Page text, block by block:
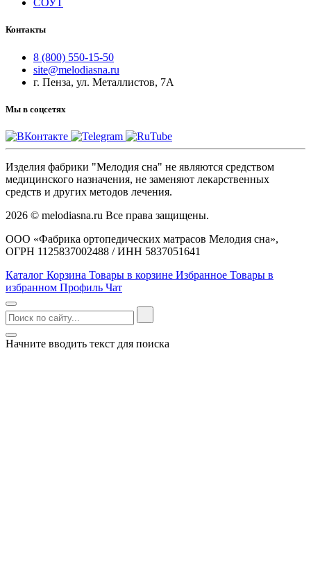
СОУТ
Контакты
8 (800) 550-15-50
site@melodiasna.ru
г. Пенза, ул. Металлистов, 7А
Мы в соцсетях
Изделия фабрики "Мелодия сна" не являются средством
медицинского назначения, не заменяют лекарственных
средств и других методов лечения.
2026 © melodiasna.ru Все права защищены.
ООО «Фабрика ортопедических матрасов Мелодия сна»,
ОГРН 1125837002488 / ИНН 5837051641
Каталог Корзина Товары в корзине Избранное Товары в
избранном Профиль Чат
Начните вводить текст для поиска